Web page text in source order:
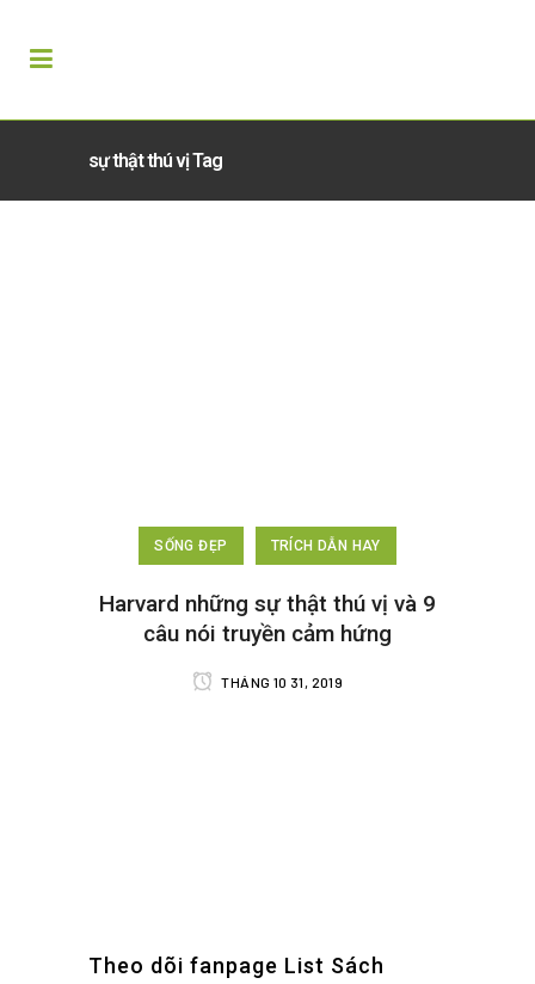
sự thật thú vị Tag
SỐNG ĐẸP TRÍCH DẪN HAY
Harvard những sự thật thú vị và 9
câu nói truyền cảm hứng
THÁNG 10 31, 2019
Theo dõi fanpage List Sách